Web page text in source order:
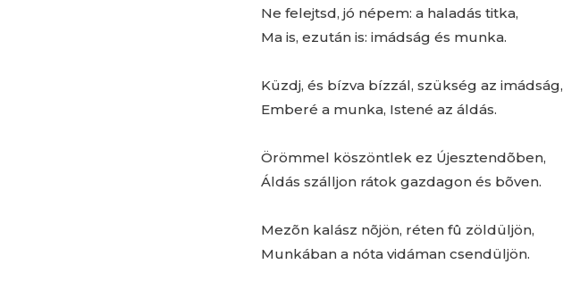
Ne felejtsd, jó népem: a haladás titka,
Ma is, ezután is: imádság és munka.
Küzdj, és bízva bízzál, szükség az imádság,
Emberé a munka, Istené az áldás.
Örömmel köszöntlek ez Újesztendõben,
Áldás szálljon rátok gazdagon és bõven.
Mezõn kalász nõjön, réten fû zöldüljön,
Munkában a nóta vidáman csendüljön.